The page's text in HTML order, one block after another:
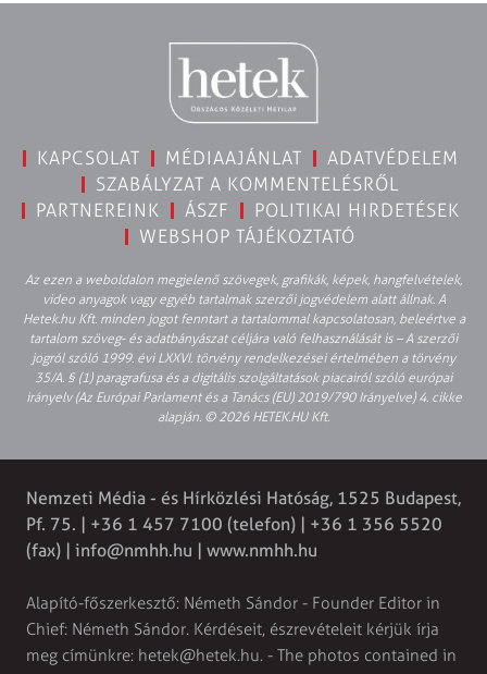
KAPCSOLAT MÉDIAAJÁNLAT
ADATVÉDELEM
SZABÁLYZAT A KOMMENTELÉSRŐL
PARTNEREINK
ÁSZF
POLITIKAI HIRDETÉSEK
WEBSHOP TÁJÉKOZTATÓ
Az ezen a weboldalon megjelenő szövegek, grafikák, képek, hangfelvételek,
video anyagok vagy egyéb tartalmak szerzői jogvédelem alatt állnak. A
Hetek.hu Kft. minden jogot fenntart a tartalommal kapcsolatosan, beleértve a
tartalom szöveg- és adatbányászat céljára való felhasználását is – A szerzői
jogról szóló 1999. évi LXXVI. törvény rendelkezései értelmében a törvény
35/A. § (1) paragrafusa és a digitális szolgáltatások piacairól szóló európai
irányelv (Az Európai Parlament és a Tanács (EU) 2019/790 Irányelve) 4. cikke
alapján. © 2026 HETEK.HU Kft.
Nemzeti Média - és Hírközlési Hatóság, 1525 Budapest,
Pf. 75. | +36 1 457 7100 (telefon) | +36 1 356 5520
(fax) | info@nmhh.hu | www.nmhh.hu
Alapító-főszerkesztő: Németh Sándor - Founder Editor in
Chief: Németh Sándor. Kérdéseit, észrevételeit kérjük írja
meg címünkre: hetek@hetek.hu. - The photos contained in